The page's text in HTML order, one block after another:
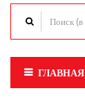
ГЛАВНАЯ